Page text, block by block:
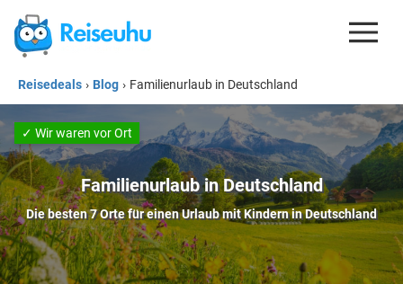
REISEDEALS
GUTSCHEINE
KREDITKARTEN
ESIM
REISEBLOG
Reisedeals › Blog › Familienurlaub in Deutschland
✓ Wir waren vor Ort
Familienurlaub in Deutschland
Die besten 7 Orte für einen Urlaub mit Kindern in Deutschland